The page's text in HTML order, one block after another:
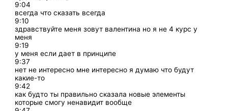
9:04
всегда что сказать всегда
9:10
здравствуйте меня зовут валентина но я не 4 курс у
меня
9:19
у меня если дает в принципе
9:37
нет не интересно мне интересно я думаю что будут
какие-то
9:42
как будто ты правильно сказала новые элементы
которые смогу ненавидит вообще